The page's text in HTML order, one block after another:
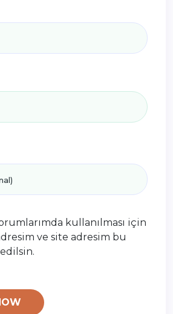
kullanılması için
ve site adresim bu